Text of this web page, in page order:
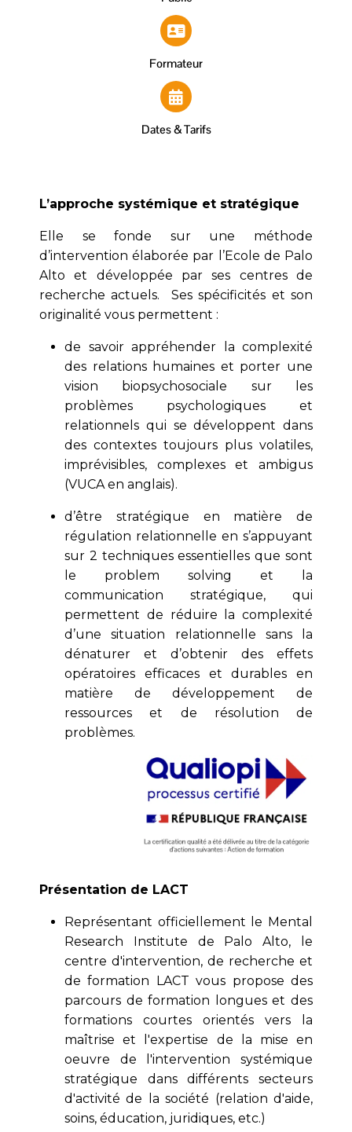
Formateur
Dates & Tarifs
L’approche systémique et stratégique
Elle se fonde sur une méthode
d’intervention élaborée par l’Ecole de Palo
Alto et développée par ses centres de
recherche actuels. Ses spécificités et son
originalité vous permettent :
de savoir appréhender la complexité
des relations humaines et porter une
vision biopsychosociale sur les
problèmes psychologiques et
relationnels qui se développent dans
des contextes toujours plus volatiles,
imprévisibles, complexes et ambigus
(VUCA en anglais).
d’être stratégique en matière de
régulation relationnelle en s’appuyant
sur 2 techniques essentielles que sont
le problem solving et la
communication stratégique, qui
permettent de réduire la complexité
d’une situation relationnelle sans la
dénaturer et d’obtenir des effets
opératoires efficaces et durables en
matière de développement de
ressources et de résolution de
problèmes.
Présentation de LACT
Représentant officiellement le Mental
Research Institute de Palo Alto, le
centre d'intervention, de recherche et
de formation LACT vous propose des
parcours de formation longues et des
formations courtes orientés vers la
maîtrise et l'expertise de la mise en
oeuvre de l'intervention systémique
stratégique dans différents secteurs
d'activité de la société (relation d'aide,
soins, éducation, juridiques, etc.)